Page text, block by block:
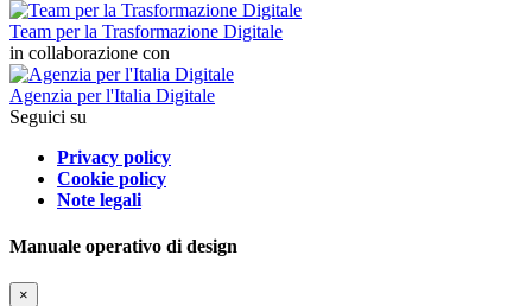
Team per la Trasformazione Digitale
in collaborazione con
Agenzia per l'Italia Digitale
Seguici su
Privacy policy
Cookie policy
Note legali
Manuale operativo di design
×